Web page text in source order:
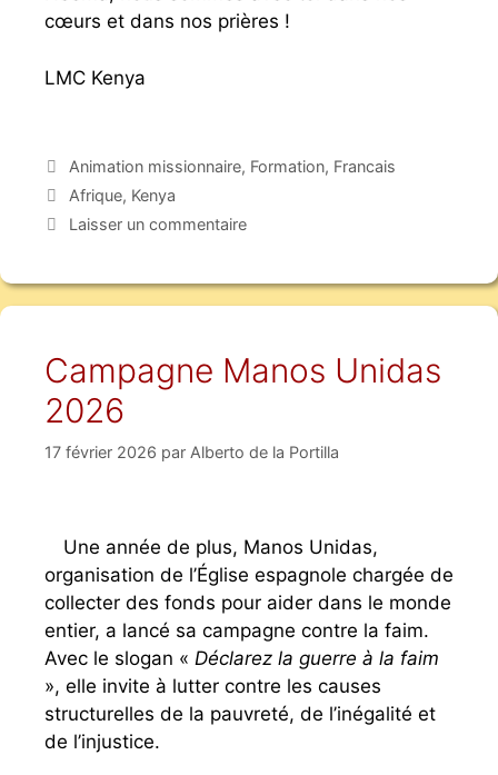
cœurs et dans nos prières !
LMC Kenya
Animation missionnaire, Formation, Francais
Afrique, Kenya
Laisser un commentaire
Campagne Manos Unidas
2026
17 février 2026 par Alberto de la Portilla
Une année de plus, Manos Unidas,
organisation de l’Église espagnole chargée de
collecter des fonds pour aider dans le monde
entier, a lancé sa campagne contre la faim.
Avec le slogan « Déclarez la guerre à la faim
», elle invite à lutter contre les causes
structurelles de la pauvreté, de l’inégalité et
de l’injustice.